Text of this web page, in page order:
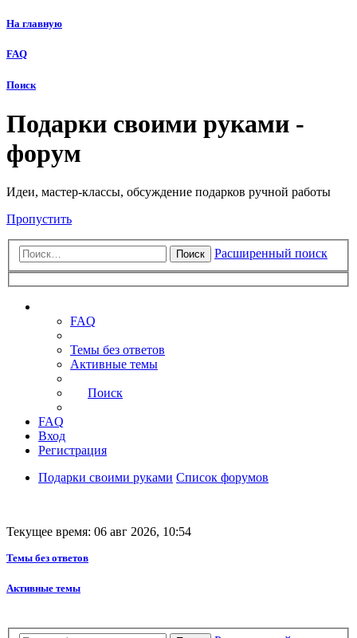
На главную
FAQ
Поиск
Подарки своими руками -
форум
Идеи, мастер-классы, обсуждение подарков ручной работы
Пропустить
Поиск Расширенный поиск
FAQ
Темы без ответов
Активные темы
Поиск
FAQ
Вход
Регистрация
Подарки своими руками Список форумов
Текущее время: 06 авг 2026, 10:54
Темы без ответов
Активные темы